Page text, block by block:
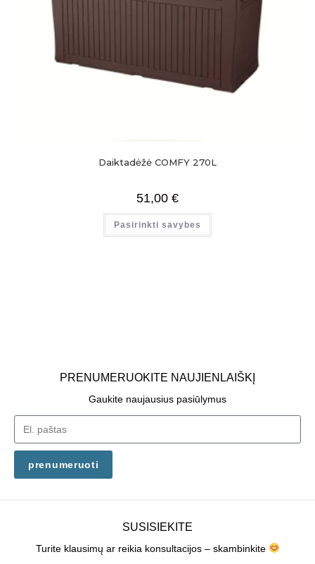
Daiktadėžė COMFY 270L
51,00 €
Pasirinkti savybes
PRENUMERUOKITE NAUJIENLAIŠKĮ
Gaukite naujausius pasiūlymus
prenumeruoti
SUSISIEKITE
Turite klausimų ar reikia konsultacijos – skambinkite